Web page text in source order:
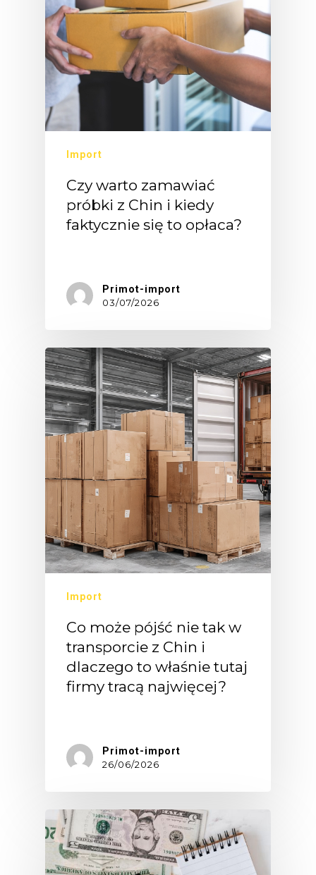
Import
Czy warto zamawiać
próbki z Chin i kiedy
faktycznie się to opłaca?
Primot-import
03/07/2026
Import
Co może pójść nie tak w
transporcie z Chin i
dlaczego to właśnie tutaj
firmy tracą najwięcej?
Primot-import
26/06/2026